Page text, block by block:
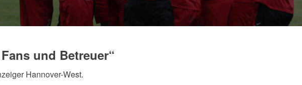
und Betreuer“
Hannover-West.